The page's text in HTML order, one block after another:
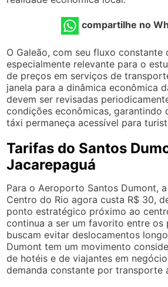
compartilhe no
O Galeão, com seu fluxo constante
especialmente relevante para o
de preços em serviços de
janela para a dinâmica econômica
devem ser revisadas
condições econômicas, garantindo
táxi permaneça acessível para
Tarifas do Santos
Jacarepaguá
Para o Aeroporto Santos Dumont,
Centro do Rio agora custa R$ 30,
ponto estratégico próximo ao
continua a ser um favorito entre os
buscam evitar deslocamentos
Dumont tem um movimento
de hotéis e de viajantes em
demanda constante por transporte